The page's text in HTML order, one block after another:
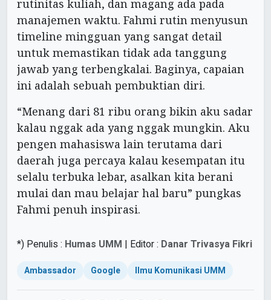
rutinitas kuliah, dan magang ada pada
manajemen waktu. Fahmi rutin menyusun
timeline mingguan yang sangat detail
untuk memastikan tidak ada tanggung
jawab yang terbengkalai. Baginya, capaian
ini adalah sebuah pembuktian diri.
“Menang dari 81 ribu orang bikin aku sadar
kalau nggak ada yang nggak mungkin. Aku
pengen mahasiswa lain terutama dari
daerah juga percaya kalau kesempatan itu
selalu terbuka lebar, asalkan kita berani
mulai dan mau belajar hal baru” pungkas
Fahmi penuh inspirasi.
*) Penulis : Humas UMM | Editor : Danar Trivasya Fikri
Ambassador Google Ilmu Komunikasi UMM